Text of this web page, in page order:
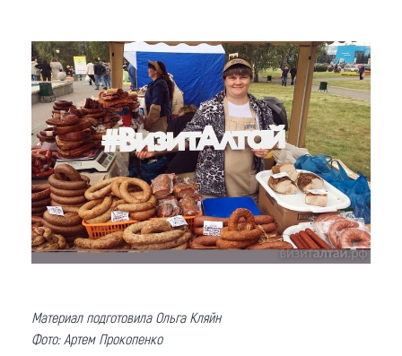
Материал подготовила Ольга Кляйн
Фото: Артем Прокопенко